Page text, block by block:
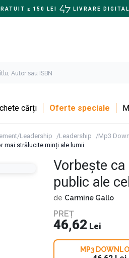
≥ 150 LEI LIVRARE
cărți Oferte speciale
Leadership Leadership Mp3
mai strălucite minți ale lumii
Vorbește ca
public ale
de Carmine Gallo
PREȚ
46,62 Lei
MP3